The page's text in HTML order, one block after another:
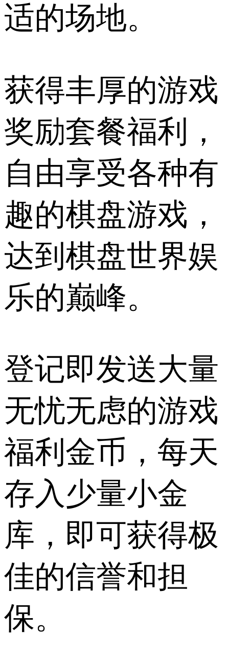
适的场地。
获得丰厚的游戏
奖励套餐福利，
自由享受各种有
趣的棋盘游戏，
达到棋盘世界娱
乐的巅峰。
登记即发送大量
无忧无虑的游戏
福利金币，每天
存入少量小金
库，即可获得极
佳的信誉和担
保。